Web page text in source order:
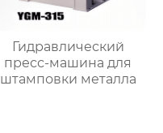
Гидравлический
пресс-машина для
штамповки металла